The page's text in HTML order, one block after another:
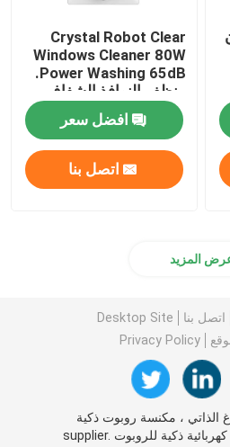
Crystal Robot Clear
Windows Cleaner 80W
Power Washing 65dB.
منظف النوافذ الشفاف
من كريستال روبوت
افضل سعر
اتصل بنا
المزيد
اتصل بنا
Desktop Site
Privacy Policy
الذاتي ، مكنسة روبوت ذكية